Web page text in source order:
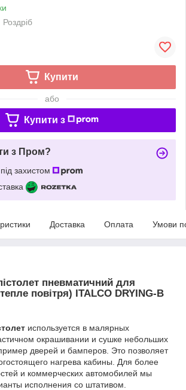
Роздріб
Купити
або
Купити з
з Пром?
захистом
Доставка Оплата Умови
пневматичний для
повітря) ITALCO DRYING-B
используется в малярных
окрашивании и сушке небольших
дверей и бамперов. Это позволяет
нагрева кабины. Для более
и коммерческих автомобилей мы
исполнения со штативом.